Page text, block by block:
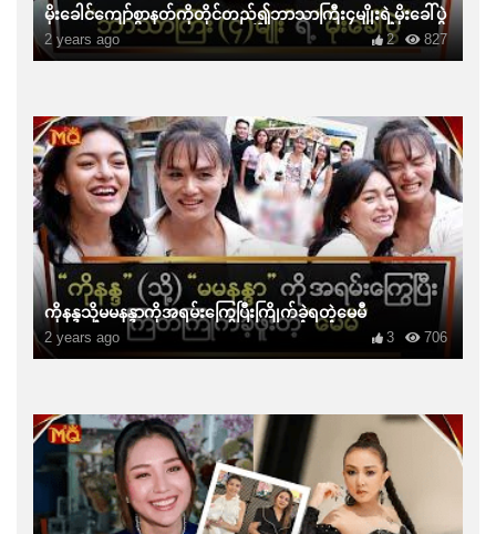
မိုးခေါင်ကျော်စွာနတ်ကိုတိုင်တည်၍ဘာသာကြီး၄မျိုးရဲ့မိုးခေါ်ပွဲ
2 years ago 827
2
ကိုနန္ဒသို့မမနန္ဒာကိုအရမ်းကြွေပြီးကြိုက်ခဲ့ရတဲ့မေမီ
2 years ago 706
3